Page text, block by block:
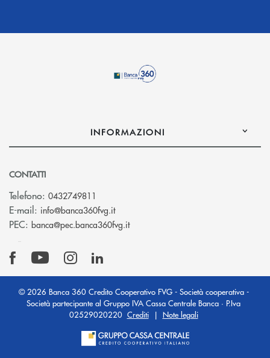
INFORMAZIONI
CONTATTI
Telefono: 0432749811
E-mail: info@banca360fvg.it(si apre l’app di posta elettronica)
PEC: banca@pec.banca360fvg.it(si apre l’app di posta elettronica)
© 2026 Banca 360 Credito Cooperativo FVG - Società cooperativa -
Società partecipante al Gruppo IVA Cassa Centrale Banca · P.Iva
02529020220 Crediti| Note legali